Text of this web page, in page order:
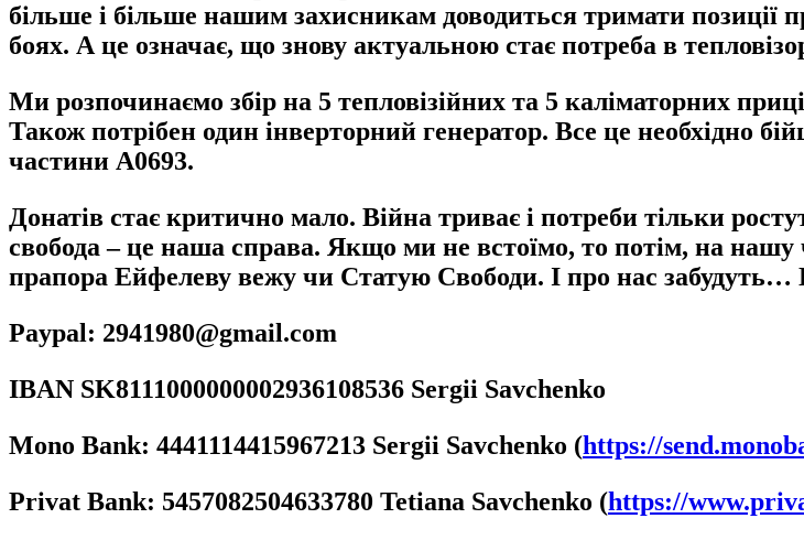
більше і більше нашим захисникам доводиться тримати позиції
боях. А це означає, що знову актуальною стає потреба в
Ми розпочинаємо збір на 5 тепловізійних та 5 каліматорних
Також потрібен один інверторний генератор. Все це необхідно
частини А0693.
Донатів стає критично мало. Війна триває і потреби тільки
свобода – це наша справа. Якщо ми не встоїмо, то потім, на нашу
прапора Ейфелеву вежу чи Статую Свободи. І про нас
Paypal: 2941980@gmail.com
IBAN SK8111000000002936108536 Sergii Savchenko
Mono Bank: 4441114415967213 Sergii Savchenko (https://
Privat Bank: 5457082504633780 Tetiana Savchenko (https://